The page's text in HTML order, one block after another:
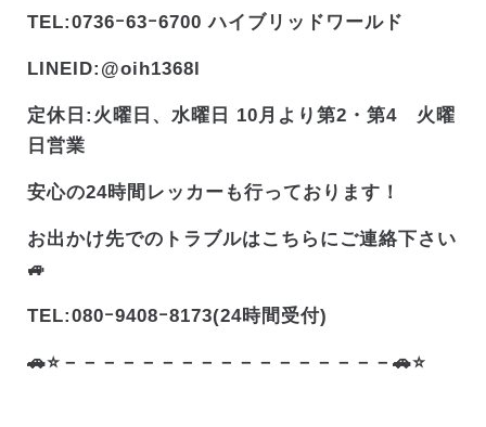
TEL:0736ｰ63ｰ6700 ハイブリッドワールド
LINEID:@oih1368l
定休日:火曜日、水曜日 10月より第2・第4 火曜
日営業
安心の24時間レッカーも行っております！
お出かけ先でのトラブルはこちらにご連絡下さい
🚙
TEL:080ｰ9408ｰ8173(24時間受付)
🚗⭐－－－－－－－－－－－－－－－－－🚗⭐